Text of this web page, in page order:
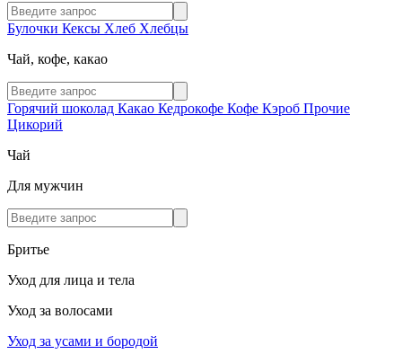
Булочки Кексы Хлеб Хлебцы
Чай, кофе, какао
Горячий шоколад Какао Кедрокофе Кофе Кэроб Прочие
Цикорий
Чай
Для мужчин
Бритье
Уход для лица и тела
Уход за волосами
Уход за усами и бородой